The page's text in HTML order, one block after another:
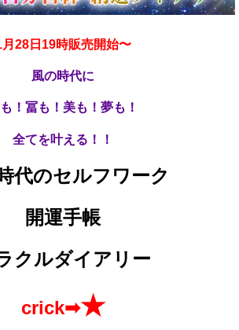
月28日19時販売開始〜
風の時代に
！冨も！美も！夢も！
全てを叶える！！
代のセルフワーク
開運手帳
クルダイアリー
crick➡★